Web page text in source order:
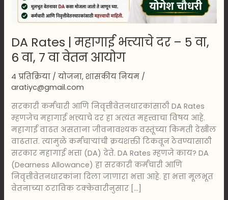
DA Rates | महागाई भत्त्याचे दर – 5 वा,
6 वा, 7 वा वेतन आयोग
4 प्रतिक्रिया /योजना,शासकीय नियम /
aratiyc@gmail.com
सरकारी कर्मचारी आणि निवृत्तीवेतनधारकांसाठी DA Rates
म्हणजेच महागाई भत्त्याचे दर हा अत्यंत महत्त्वाचा विषय आहे.
महागाई वाढत असताना जीवनावश्यक वस्तूंच्या किमती देखील
वाढतात. त्यामुळे कर्मचाऱ्यांची क्रयशक्ती टिकवून ठेवण्यासाठी
सरकार महागाई भत्ता (DA) देते. DA Rates म्हणजे काय? DA
(Dearness Allowance) हा सरकारी कर्मचारी आणि
निवृत्तीवेतनधारकांना दिला जाणारा भत्ता आहे. हा भत्ता मूलभूत
वेतनाच्या ठराविक टक्केवारीनुसार […]
वा
वेतन
आयोग